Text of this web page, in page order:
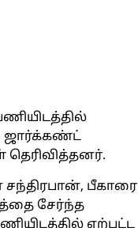
ஜார்க்கண்ட்
பீகாரை
சேர்ந்த
ஏற்பட்ட